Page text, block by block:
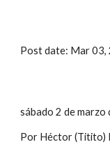
Post date: Mar
sábado 2 de marzo
Por Héctor (Titito)